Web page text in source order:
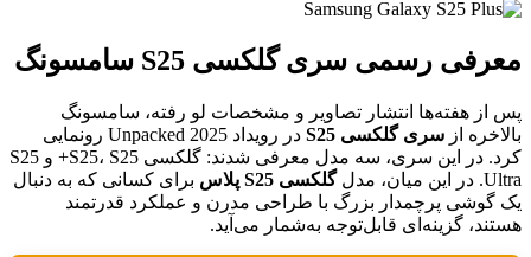
معرفی رسمی سری گلکسی S25 سامسونگ
پس از هفته‌ها انتشار تصاویر و مشخصات لو رفته، سامسونگ
بالاخره از سری گلکسی S25
در رویداد Unpacked 2025 رونمایی
کرد. در این سری، سه مدل معرفی شدند: گلکسی S25، S25+ و S25
Ultra. در این میان، مدل
گلکسی S25 پلاس
برای کسانی که به دنبال
یک گوشی پرچمدار بزرگ با طراحی مدرن و عملکرد قدرتمند
هستند، گزینه‌ای قابل‌توجه به‌شمار می‌آید.